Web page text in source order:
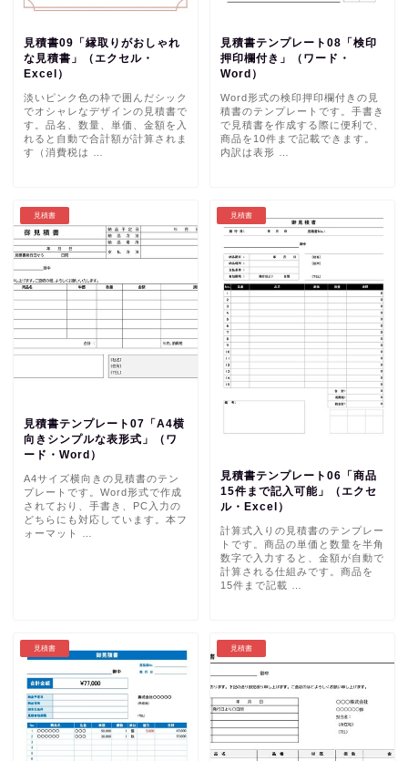
見積書09「縁取りがおしゃれ
な見積書」（エクセル・
Excel）
淡いピンク色の枠で囲んだシック
でオシャレなデザインの見積書で
す。品名、数量、単価、金額を入
れると自動で合計額が計算されま
す（消費税は …
見積書テンプレート08「検印
押印欄付き」（ワード・
Word）
Word形式の検印押印欄付きの見
積書のテンプレートです。手書き
で見積書を作成する際に便利で、
商品を10件まで記載できます。
内訳は表形 …
見積書
見積書テンプレート07「A4横
向きシンプルな表形式」（ワ
ード・Word）
A4サイズ横向きの見積書のテン
プレートです。Word形式で作成
されており、手書き、PC入力の
どちらにも対応しています。本フ
ォーマット …
見積書
見積書テンプレート06「商品
15件まで記入可能」（エクセ
ル・Excel）
計算式入りの見積書のテンプレー
トです。商品の単価と数量を半角
数字で入力すると、金額が自動で
計算される仕組みです。商品を
15件まで記載 …
見積書 見積書